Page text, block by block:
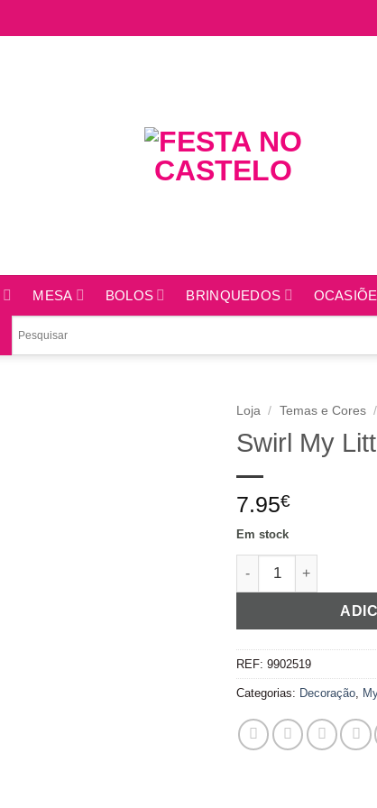
MESA BOLOS BRINQUEDOS
Loja / Temas e Cores /
Swirl My
7.95€
Em stock
Quantidade de Swirl
REF: 9902519
Categorias: Decoração